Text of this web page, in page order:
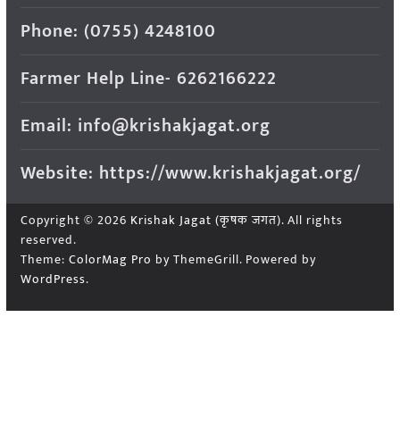
Phone: (0755) 4248100
Farmer Help Line- 6262166222
Email: info@krishakjagat.org
Website: https://www.krishakjagat.org/
Copyright © 2026 Krishak Jagat (कृषक जगत). All rights
reserved.
Theme: ColorMag Pro by ThemeGrill. Powered by
WordPress.